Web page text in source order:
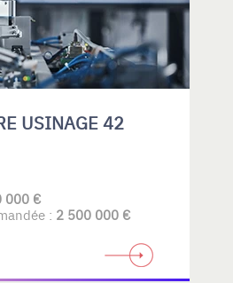
USINAGE 42
000 €
: 2 500 000 €